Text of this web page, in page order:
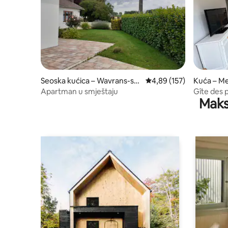
Seoska kućica – Wavrans-sur
-l'Aa
Prosječna ocjena:
4,89 (157)
Apartman u smještaju
Kuća –
Gîte des